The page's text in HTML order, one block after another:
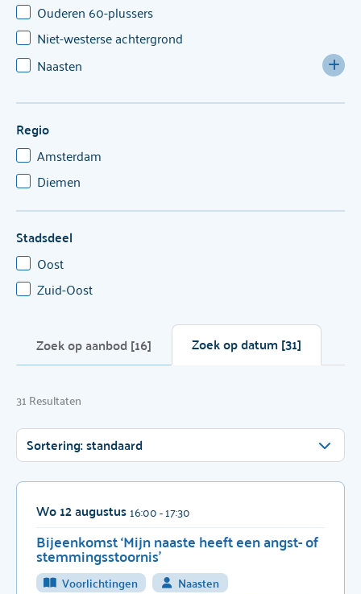
Ouderen 60-plussers
Niet-westerse achtergrond
Naasten
Regio
Amsterdam
Diemen
Stadsdeel
Oost
Zuid-Oost
Zoek op aanbod [16] Zoek op datum [31]
31 Resultaten
Sortering: standaard
Wo 12 augustus 16:00- 17:30
Bijeenkomst ‘Mijn naaste heeft een angst- of
stemmingsstoornis’
Voorlichtingen
Naasten